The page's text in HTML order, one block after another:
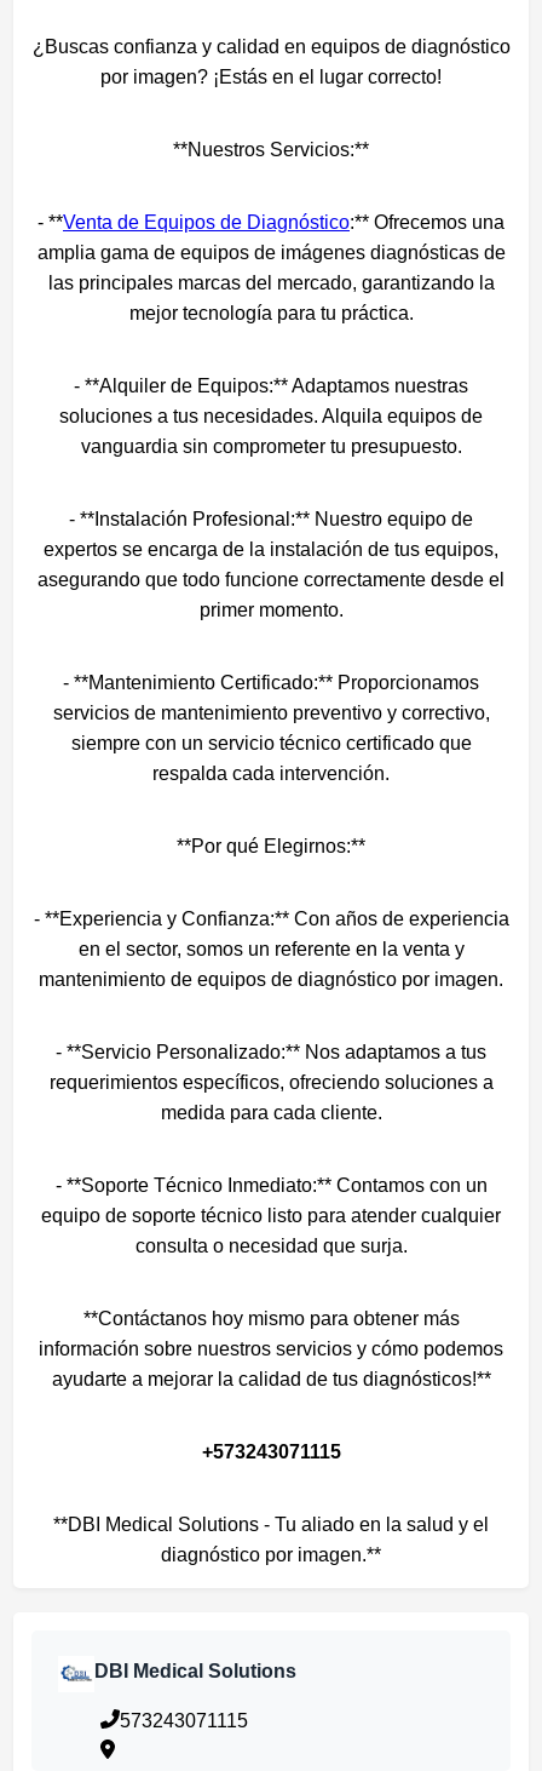
¿Buscas confianza y calidad en equipos de diagnóstico
por imagen? ¡Estás en el lugar correcto!
**Nuestros Servicios:**
- **Venta de Equipos de Diagnóstico:** Ofrecemos una
amplia gama de equipos de imágenes diagnósticas de
las principales marcas del mercado, garantizando la
mejor tecnología para tu práctica.
- **Alquiler de Equipos:** Adaptamos nuestras
soluciones a tus necesidades. Alquila equipos de
vanguardia sin comprometer tu presupuesto.
- **Instalación Profesional:** Nuestro equipo de
expertos se encarga de la instalación de tus equipos,
asegurando que todo funcione correctamente desde el
primer momento.
- **Mantenimiento Certificado:** Proporcionamos
servicios de mantenimiento preventivo y correctivo,
siempre con un servicio técnico certificado que
respalda cada intervención.
**Por qué Elegirnos:**
- **Experiencia y Confianza:** Con años de experiencia
en el sector, somos un referente en la venta y
mantenimiento de equipos de diagnóstico por imagen.
- **Servicio Personalizado:** Nos adaptamos a tus
requerimientos específicos, ofreciendo soluciones a
medida para cada cliente.
- **Soporte Técnico Inmediato:** Contamos con un
equipo de soporte técnico listo para atender cualquier
consulta o necesidad que surja.
**Contáctanos hoy mismo para obtener más
información sobre nuestros servicios y cómo podemos
ayudarte a mejorar la calidad de tus diagnósticos!**
+573243071115
**DBI Medical Solutions - Tu aliado en la salud y el
diagnóstico por imagen.**
DBI Medical Solutions
573243071115